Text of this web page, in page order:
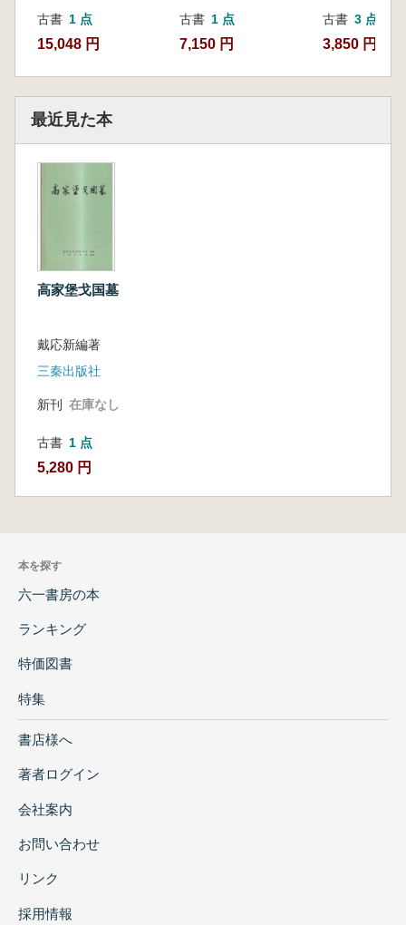
古書 1 点
15,048 円
古書 1 点
7,150 円
古書 3 点
3,850 円~
最近見た本
高家堡戈国墓
戴応新編著
三秦出版社
新刊 在庫なし
古書 1 点
5,280 円
本を探す
六一書房の本
ランキング
特価図書
特集
書店様へ
著者ログイン
会社案内
お問い合わせ
リンク
採用情報